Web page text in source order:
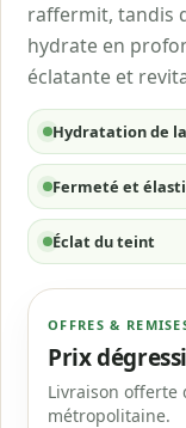
raffermit, tandis
hydrate en
éclatante et
Hydratation de
Fermeté et
Éclat du teint
OFFRES &
Prix
Livraison offerte
métropolitaine.